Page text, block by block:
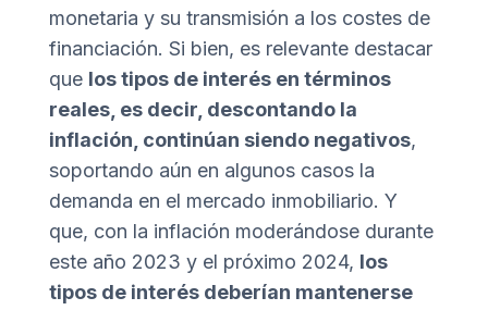
monetaria y su transmisión a los costes de
financiación. Si bien, es relevante destacar
que los tipos de interés en términos
reales, es decir, descontando la
inflación, continúan siendo negativos,
soportando aún en algunos casos la
demanda en el mercado inmobiliario. Y
que, con la inflación moderándose durante
este año 2023 y el próximo 2024, los
tipos de interés deberían mantenerse